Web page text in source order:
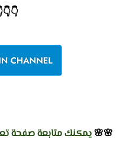
👇
👇
🌸🌸 يمكنك متابعة صفحة